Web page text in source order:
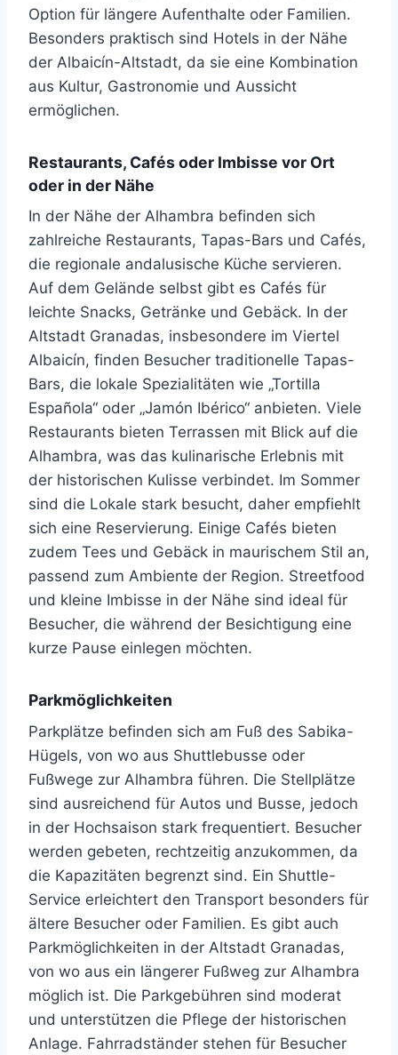
Option für längere Aufenthalte oder Familien.
Besonders praktisch sind Hotels in der Nähe
der Albaicín-Altstadt, da sie eine Kombination
aus Kultur, Gastronomie und Aussicht
ermöglichen.
Restaurants, Cafés oder Imbisse vor Ort
oder in der Nähe
In der Nähe der Alhambra befinden sich
zahlreiche Restaurants, Tapas-Bars und Cafés,
die regionale andalusische Küche servieren.
Auf dem Gelände selbst gibt es Cafés für
leichte Snacks, Getränke und Gebäck. In der
Altstadt Granadas, insbesondere im Viertel
Albaicín, finden Besucher traditionelle Tapas-
Bars, die lokale Spezialitäten wie „Tortilla
Española“ oder „Jamón Ibérico“ anbieten. Viele
Restaurants bieten Terrassen mit Blick auf die
Alhambra, was das kulinarische Erlebnis mit
der historischen Kulisse verbindet. Im Sommer
sind die Lokale stark besucht, daher empfiehlt
sich eine Reservierung. Einige Cafés bieten
zudem Tees und Gebäck in maurischem Stil an,
passend zum Ambiente der Region. Streetfood
und kleine Imbisse in der Nähe sind ideal für
Besucher, die während der Besichtigung eine
kurze Pause einlegen möchten.
Parkmöglichkeiten
Parkplätze befinden sich am Fuß des Sabika-
Hügels, von wo aus Shuttlebusse oder
Fußwege zur Alhambra führen. Die Stellplätze
sind ausreichend für Autos und Busse, jedoch
in der Hochsaison stark frequentiert. Besucher
werden gebeten, rechtzeitig anzukommen, da
die Kapazitäten begrenzt sind. Ein Shuttle-
Service erleichtert den Transport besonders für
ältere Besucher oder Familien. Es gibt auch
Parkmöglichkeiten in der Altstadt Granadas,
von wo aus ein längerer Fußweg zur Alhambra
möglich ist. Die Parkgebühren sind moderat
und unterstützen die Pflege der historischen
Anlage. Fahrradständer stehen für Besucher